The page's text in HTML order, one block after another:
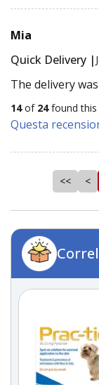
Mia
Quick Delivery |
The delivery
14of 24found this
Questa
<< <